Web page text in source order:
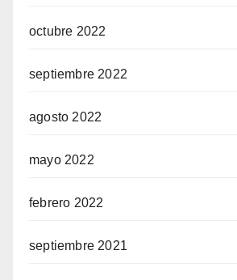
octubre 2022
septiembre 2022
agosto 2022
mayo 2022
febrero 2022
septiembre 2021